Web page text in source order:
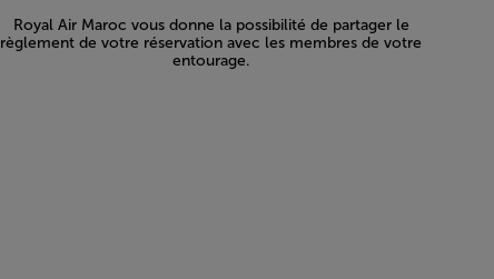
Royal Air Maroc vous donne la possibilité de partager le
règlement de votre réservation avec les membres de votre
entourage.